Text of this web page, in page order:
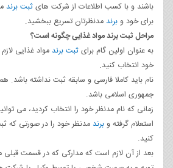
باشند و با کسب اطلاعات از شرکت هایثبت برند
برای خود وبرند مدنظرتان تسریع ببخشید.
مراحل ثبت برند مواد غذایی چگونه است؟
به‌ عنوان اولین گام برایثبت برند مواد غذایی
خود انتخاب کنید.
نام باید کاملا فارسی و سابقه ثبت نداشته باشد.
جمهوری اسلامی باشد.
زمانی‌ که نام مدنظر خود را انتخاب کردید، می‌
استعلام گرفته وبرند مدنظر خود را در صورتی‌ که
کنید.
بعد از آن لازم است که مدارکی که در قسمت قبلی